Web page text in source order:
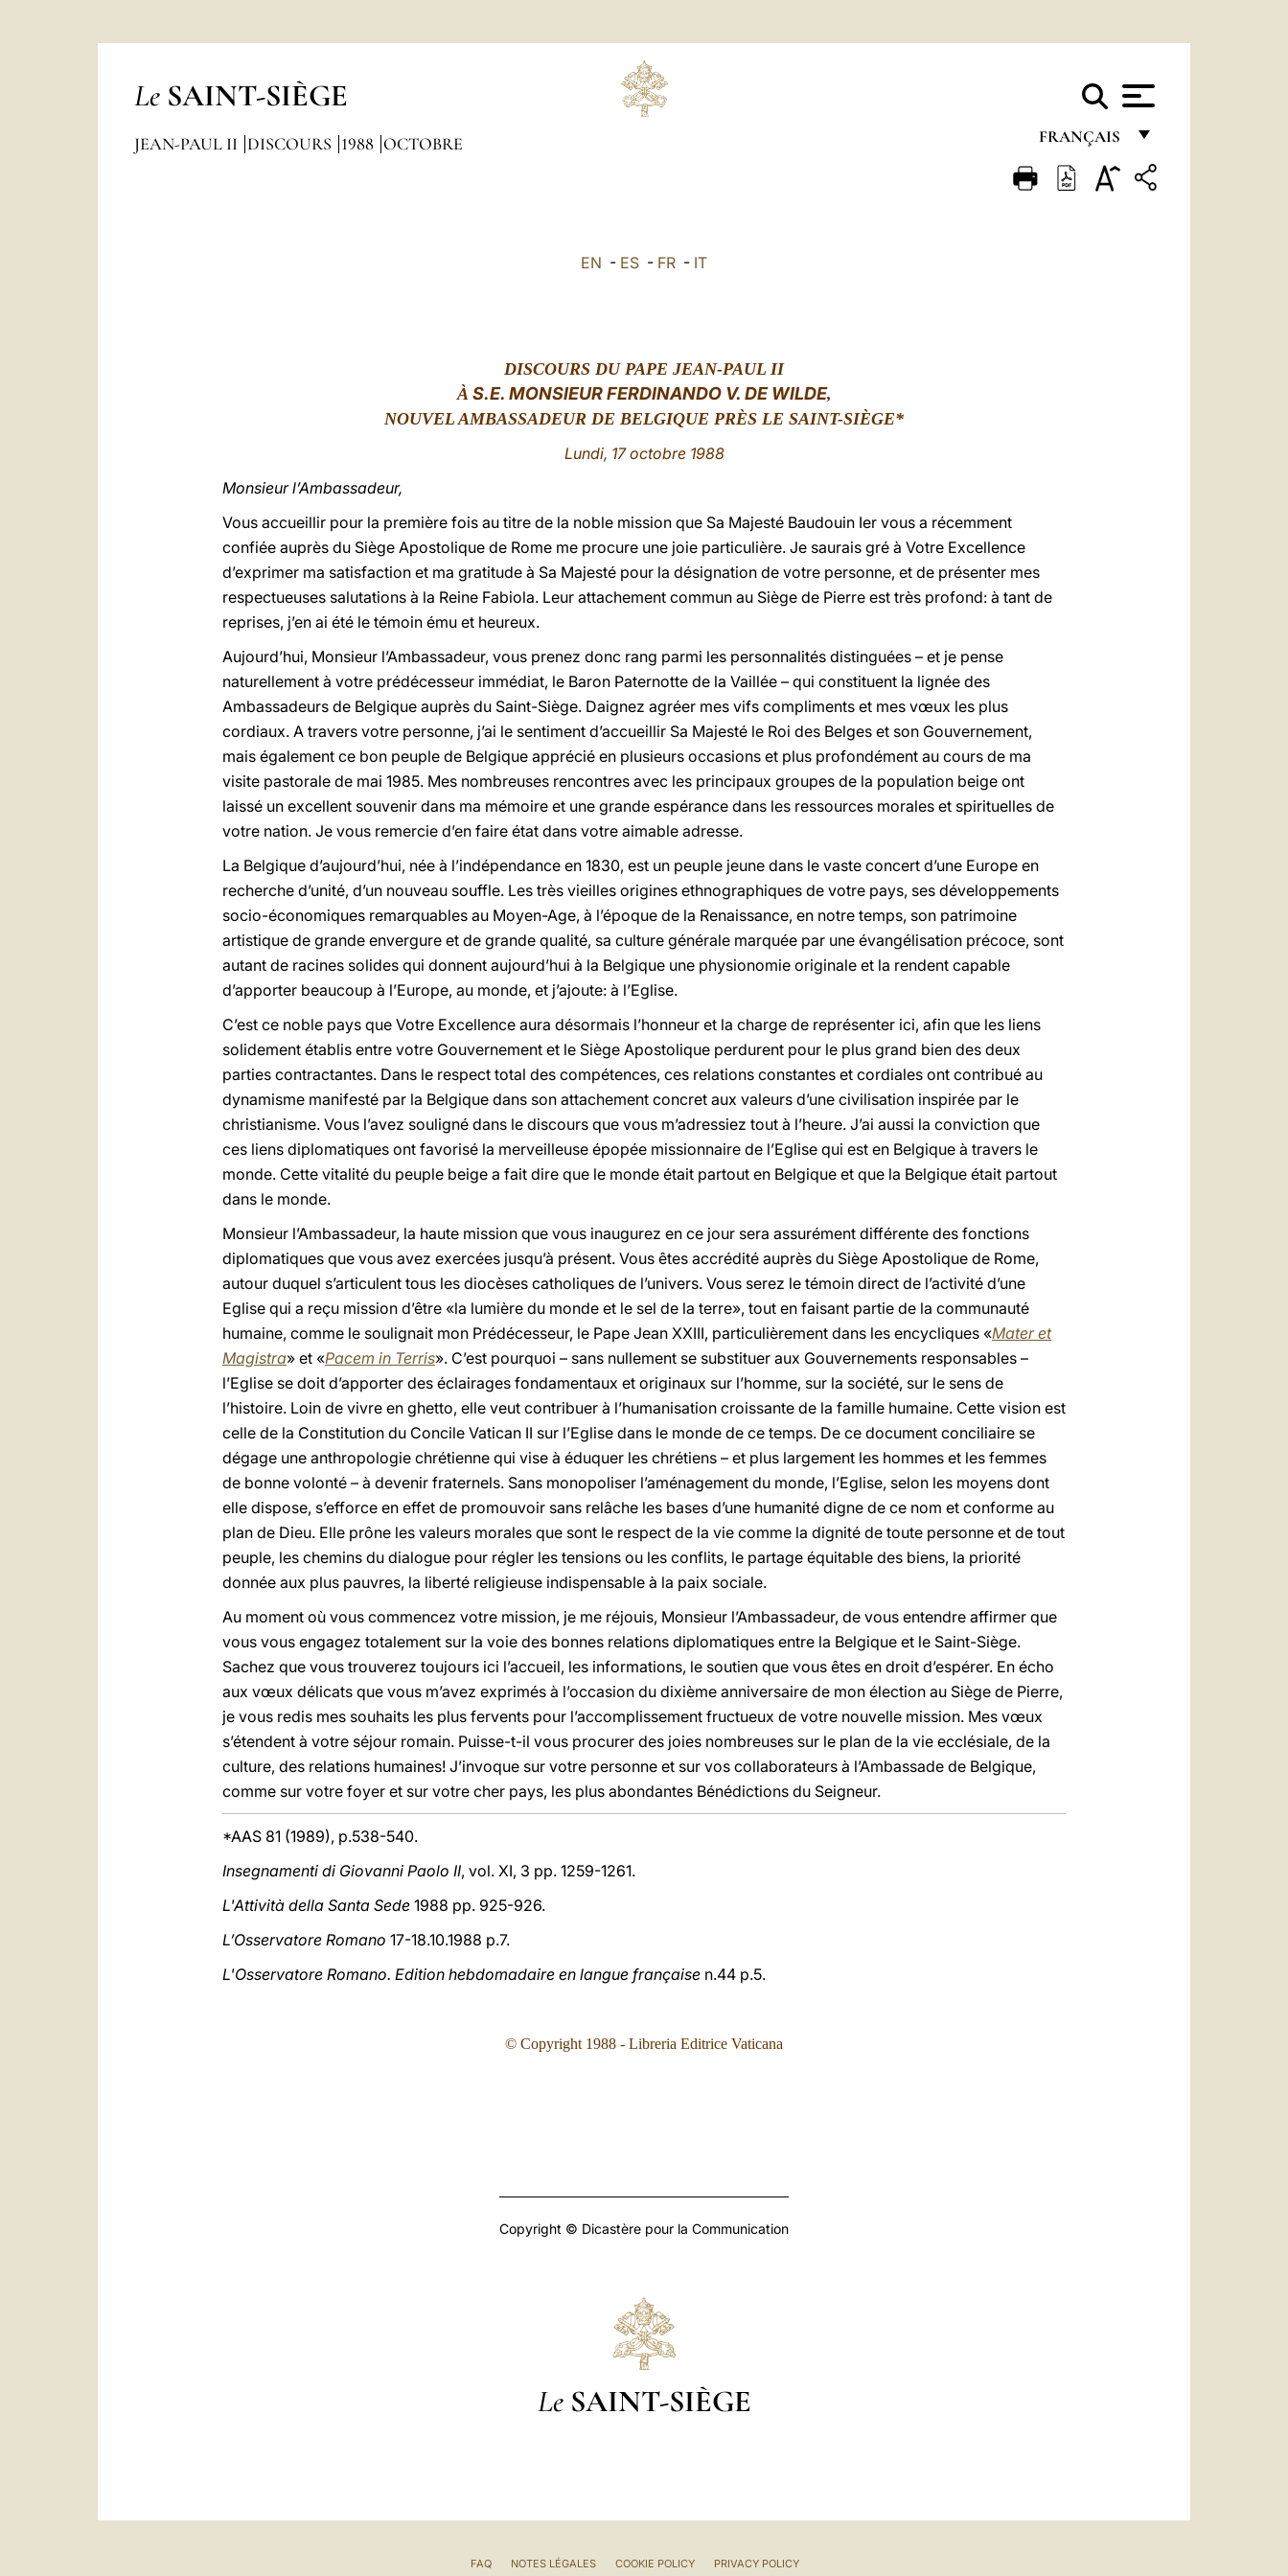
Le SAINT-SIÈGE
FRANÇAIS
FRANÇAIS
JEAN-PAUL II DISCOURS 1988 OCTOBRE
EN - ES - FR - IT
DISCOURS DU PAPE JEAN-PAUL II
À S.E. MONSIEUR FERDINANDO V. DE WILDE,
NOUVEL AMBASSADEUR DE BELGIQUE PRÈS LE SAINT-SIÈGE*
Lundi, 17 octobre 1988
Monsieur l’Ambassadeur,
Vous accueillir pour la première fois au titre de la noble mission que Sa Majesté Baudouin Ier vous a récemment
confiée auprès du Siège Apostolique de Rome me procure une joie particulière. Je saurais gré à Votre Excellence
d’exprimer ma satisfaction et ma gratitude à Sa Majesté pour la désignation de votre personne, et de présenter mes
respectueuses salutations à la Reine Fabiola. Leur attachement commun au Siège de Pierre est très profond: à tant de
reprises, j’en ai été le témoin ému et heureux.
Aujourd’hui, Monsieur l’Ambassadeur, vous prenez donc rang parmi les personnalités distinguées – et je pense
naturellement à votre prédécesseur immédiat, le Baron Paternotte de la Vaillée – qui constituent la lignée des
Ambassadeurs de Belgique auprès du Saint-Siège. Daignez agréer mes vifs compliments et mes vœux les plus
cordiaux. A travers votre personne, j’ai le sentiment d’accueillir Sa Majesté le Roi des Belges et son Gouvernement,
mais également ce bon peuple de Belgique apprécié en plusieurs occasions et plus profondément au cours de ma
visite pastorale de mai 1985. Mes nombreuses rencontres avec les principaux groupes de la population beige ont
laissé un excellent souvenir dans ma mémoire et une grande espérance dans les ressources morales et spirituelles de
votre nation. Je vous remercie d’en faire état dans votre aimable adresse.
La Belgique d’aujourd’hui, née à l’indépendance en 1830, est un peuple jeune dans le vaste concert d’une Europe en
recherche d’unité, d’un nouveau souffle. Les très vieilles origines ethnographiques de votre pays, ses développements
socio-économiques remarquables au Moyen-Age, à l’époque de la Renaissance, en notre temps, son patrimoine
artistique de grande envergure et de grande qualité, sa culture générale marquée par une évangélisation précoce, sont
autant de racines solides qui donnent aujourd’hui à la Belgique une physionomie originale et la rendent capable
d’apporter beaucoup à l’Europe, au monde, et j’ajoute: à l’Eglise.
C’est ce noble pays que Votre Excellence aura désormais l’honneur et la charge de représenter ici, afin que les liens
solidement établis entre votre Gouvernement et le Siège Apostolique perdurent pour le plus grand bien des deux
parties contractantes. Dans le respect total des compétences, ces relations constantes et cordiales ont contribué au
dynamisme manifesté par la Belgique dans son attachement concret aux valeurs d’une civilisation inspirée par le
christianisme. Vous l’avez souligné dans le discours que vous m’adressiez tout à l’heure. J’ai aussi la conviction que
ces liens diplomatiques ont favorisé la merveilleuse épopée missionnaire de l’Eglise qui est en Belgique à travers le
monde. Cette vitalité du peuple beige a fait dire que le monde était partout en Belgique et que la Belgique était partout
dans le monde.
Monsieur l’Ambassadeur, la haute mission que vous inaugurez en ce jour sera assurément différente des fonctions
diplomatiques que vous avez exercées jusqu’à présent. Vous êtes accrédité auprès du Siège Apostolique de Rome,
autour duquel s’articulent tous les diocèses catholiques de l’univers. Vous serez le témoin direct de l’activité d’une
Eglise qui a reçu mission d’être «la lumière du monde et le sel de la terre», tout en faisant partie de la communauté
humaine, comme le soulignait mon Prédécesseur, le Pape Jean XXIII, particulièrement dans les encycliques «Mater et
Magistra» et «Pacem in Terris». C’est pourquoi – sans nullement se substituer aux Gouvernements responsables –
l’Eglise se doit d’apporter des éclairages fondamentaux et originaux sur l’homme, sur la société, sur le sens de
l’histoire. Loin de vivre en ghetto, elle veut contribuer à l’humanisation croissante de la famille humaine. Cette vision est
celle de la Constitution du Concile Vatican II sur l’Eglise dans le monde de ce temps. De ce document conciliaire se
dégage une anthropologie chrétienne qui vise à éduquer les chrétiens – et plus largement les hommes et les femmes
de bonne volonté – à devenir fraternels. Sans monopoliser l’aménagement du monde, l’Eglise, selon les moyens dont
elle dispose, s’efforce en effet de promouvoir sans relâche les bases d’une humanité digne de ce nom et conforme au
plan de Dieu. Elle prône les valeurs morales que sont le respect de la vie comme la dignité de toute personne et de tout
peuple, les chemins du dialogue pour régler les tensions ou les conflits, le partage équitable des biens, la priorité
donnée aux plus pauvres, la liberté religieuse indispensable à la paix sociale.
Au moment où vous commencez votre mission, je me réjouis, Monsieur l’Ambassadeur, de vous entendre affirmer que
vous vous engagez totalement sur la voie des bonnes relations diplomatiques entre la Belgique et le Saint-Siège.
Sachez que vous trouverez toujours ici l’accueil, les informations, le soutien que vous êtes en droit d’espérer. En écho
aux vœux délicats que vous m’avez exprimés à l’occasion du dixième anniversaire de mon élection au Siège de Pierre,
je vous redis mes souhaits les plus fervents pour l’accomplissement fructueux de votre nouvelle mission. Mes vœux
s’étendent à votre séjour romain. Puisse-t-il vous procurer des joies nombreuses sur le plan de la vie ecclésiale, de la
culture, des relations humaines! J’invoque sur votre personne et sur vos collaborateurs à l’Ambassade de Belgique,
comme sur votre foyer et sur votre cher pays, les plus abondantes Bénédictions du Seigneur.
*AAS 81 (1989), p.538-540.
Insegnamenti di Giovanni Paolo II, vol. XI, 3 pp. 1259-1261.
L'Attività della Santa Sede 1988 pp. 925-926.
L’Osservatore Romano 17-18.10.1988 p.7.
L'Osservatore Romano. Edition hebdomadaire en langue française n.44 p.5.
© Copyright 1988 - Libreria Editrice Vaticana
Copyright © Dicastère pour la Communication
Le SAINT-SIÈGE
FAQ NOTES LÉGALES COOKIE POLICY PRIVACY POLICY